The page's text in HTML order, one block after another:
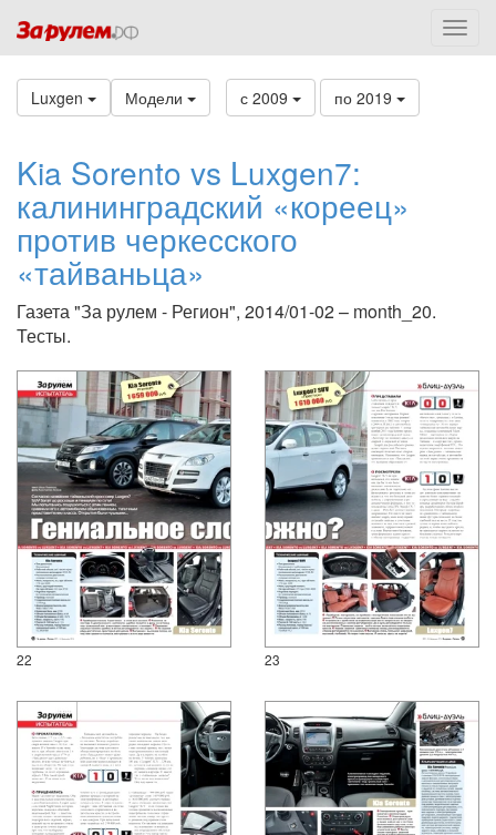
Luxgen Модели с 2009 по 2019
Kia Sorento vs Luxgen7:
калининградский «кореец»
против черкесского
«тайваньца»
Газета "За рулем - Регион", 2014/01-02 – month_20.
Тесты.
22 23